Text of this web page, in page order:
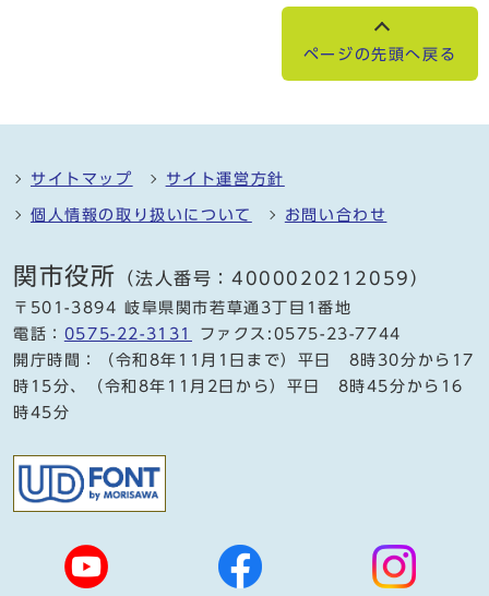
ページの先頭へ戻る
サイトマップ サイト運営方針
個人情報の取り扱いについて お問い合わせ
関市役所 （法人番号：4000020212059）
〒501-3894 岐阜県関市若草通3丁目1番地
電話： 0575-22-3131
ファクス:0575-23-7744
開庁時間：（令和8年11月1日まで）平日 8時30分から17
時15分、（令和8年11月2日から）平日 8時45分から16
時45分